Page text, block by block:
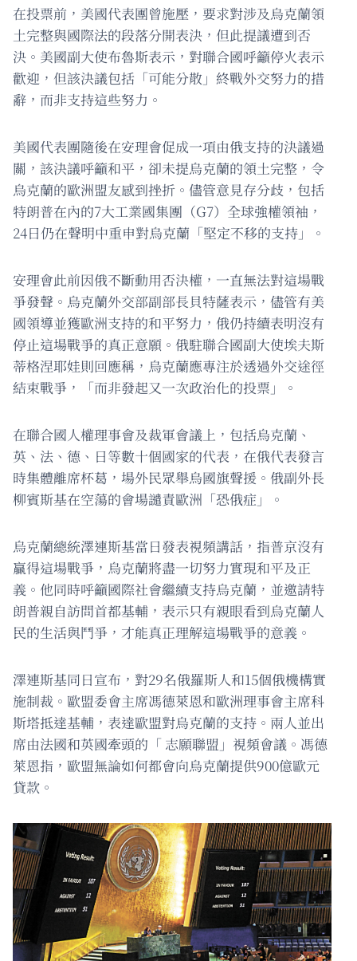
在投票前，美國代表團曾施壓，要求對涉及烏克蘭領
土完整與國際法的段落分開表決，但此提議遭到否
決。美國副大使布魯斯表示，對聯合國呼籲停火表示
歡迎，但該決議包括「可能分散」終戰外交努力的措
辭，而非支持這些努力。
美國代表團隨後在安理會促成一項由俄支持的決議過
關，該決議呼籲和平，卻未提烏克蘭的領土完整，令
烏克蘭的歐洲盟友感到挫折。儘管意見存分歧，包括
特朗普在內的7大工業國集團（G7）全球強權領袖，
24日仍在聲明中重申對烏克蘭「堅定不移的支持」。
安理會此前因俄不斷動用否決權，一直無法對這場戰
爭發聲。烏克蘭外交部副部長貝特薩表示，儘管有美
國領導並獲歐洲支持的和平努力，俄仍持續表明沒有
停止這場戰爭的真正意願。俄駐聯合國副大使埃夫斯
蒂格涅耶娃則回應稱，烏克蘭應專注於透過外交途徑
結束戰爭，「而非發起又一次政治化的投票」。
在聯合國人權理事會及裁軍會議上，包括烏克蘭、
英、法、德、日等數十個國家的代表，在俄代表發言
時集體離席杯葛，場外民眾舉烏國旗聲援。俄副外長
柳賓斯基在空蕩的會場譴責歐洲「恐俄症」。
烏克蘭總統澤連斯基當日發表視頻講話，指普京沒有
贏得這場戰爭，烏克蘭將盡一切努力實現和平及正
義。他同時呼籲國際社會繼續支持烏克蘭，並邀請特
朗普親自訪問首都基輔，表示只有親眼看到烏克蘭人
民的生活與鬥爭，才能真正理解這場戰爭的意義。
澤連斯基同日宣布，對29名俄羅斯人和15個俄機構實
施制裁。歐盟委會主席馮德萊恩和歐洲理事會主席科
斯塔抵達基輔，表達歐盟對烏克蘭的支持。兩人並出
席由法國和英國牽頭的「 志願聯盟」視頻會議。馮德
萊恩指，歐盟無論如何都會向烏克蘭提供900億歐元
貸款。